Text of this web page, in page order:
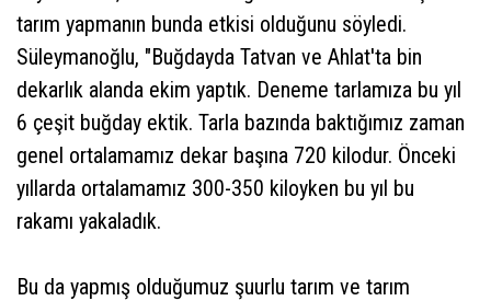
tarım yapmanın bunda etkisi olduğunu söyledi.
Süleymanoğlu, "Buğdayda Tatvan ve Ahlat'ta bin
dekarlık alanda ekim yaptık. Deneme tarlamıza bu yıl
6 çeşit buğday ektik. Tarla bazında baktığımız zaman
genel ortalamamız dekar başına 720 kilodur. Önceki
yıllarda ortalamamız 300-350 kiloyken bu yıl bu
rakamı yakaladık.
Bu da yapmış olduğumuz şuurlu tarım ve tarım